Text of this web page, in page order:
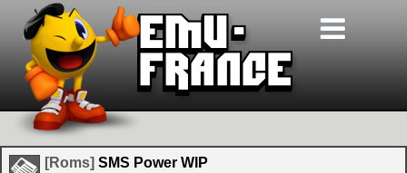
[Roms] SMS Power WIP